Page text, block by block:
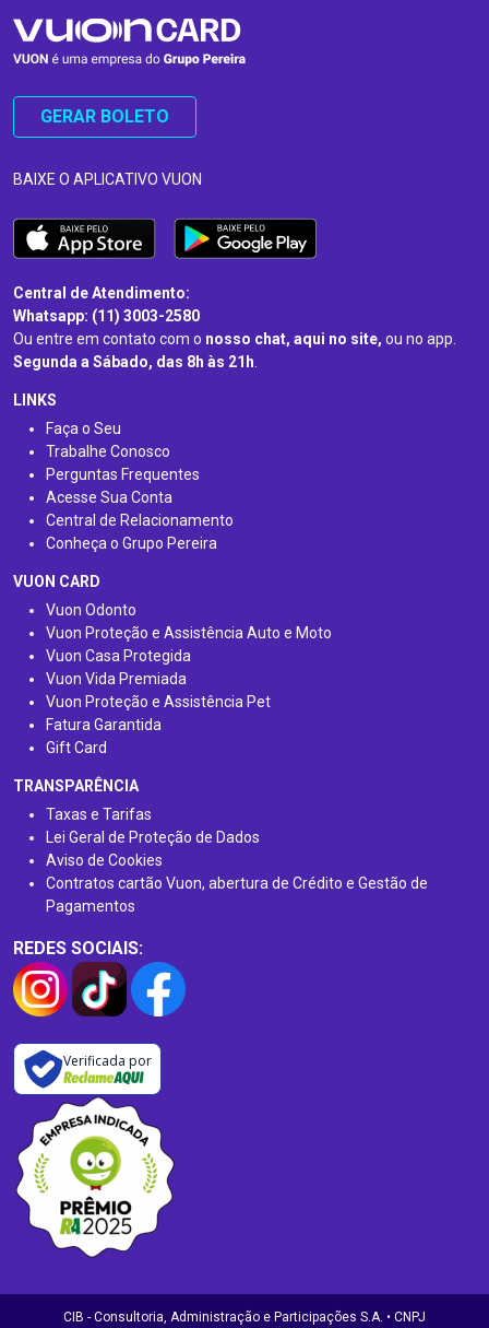
GERAR BOLETO
BAIXE O APLICATIVO VUON
Central de Atendimento:
Whatsapp: (11) 3003-2580
Ou entre em contato com o nosso chat, aqui no site, ou no app.
Segunda a Sábado, das 8h às 21h.
LINKS
Faça o Seu
Trabalhe Conosco
Perguntas Frequentes
Acesse Sua Conta
Central de Relacionamento
Conheça o Grupo Pereira
VUON CARD
Vuon Odonto
Vuon Proteção e Assistência Auto e Moto
Vuon Casa Protegida
Vuon Vida Premiada
Vuon Proteção e Assistência Pet
Fatura Garantida
Gift Card
TRANSPARÊNCIA
Taxas e Tarifas
Lei Geral de Proteção de Dados
Aviso de Cookies
Contratos cartão Vuon, abertura de Crédito e Gestão de
Pagamentos
REDES SOCIAIS:
Verificada por
CIB - Consultoria, Administração e Participações S.A. • CNPJ